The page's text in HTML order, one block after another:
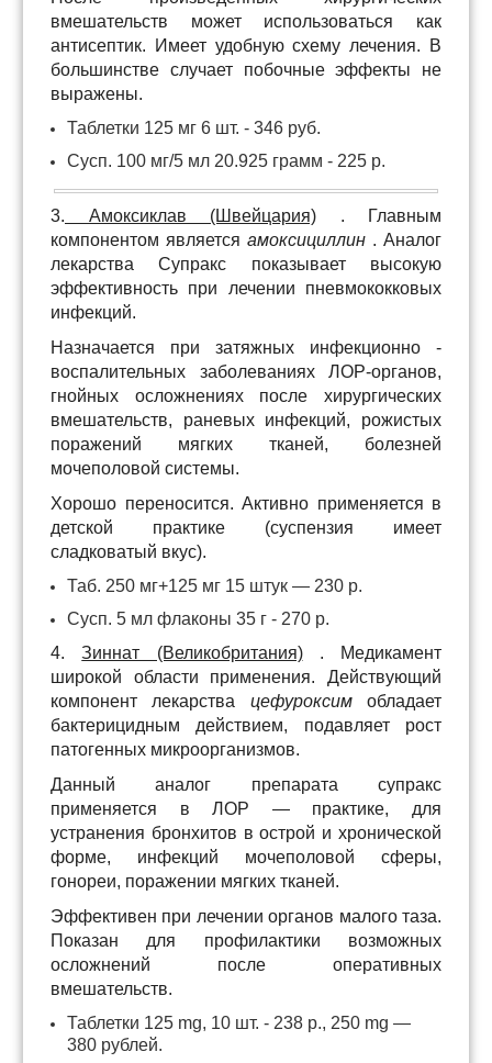
вмешательств может использоваться как
антисептик. Имеет удобную схему лечения. В
большинстве случает побочные эффекты не
выражены.
Таблетки 125 мг 6 шт. - 346 руб.
Сусп. 100 мг/5 мл 20.925 грамм - 225 р.
3. Амоксиклав (Швейцария) . Главным
компонентом является амоксициллин . Аналог
лекарства Супракс показывает высокую
эффективность при лечении пневмококковых
инфекций.
Назначается при затяжных инфекционно -
воспалительных заболеваниях ЛОР-органов,
гнойных осложнениях после хирургических
вмешательств, раневых инфекций, рожистых
поражений мягких тканей, болезней
мочеполовой системы.
Хорошо переносится. Активно применяется в
детской практике (суспензия имеет
сладковатый вкус).
Таб. 250 мг+125 мг 15 штук — 230 р.
Сусп. 5 мл флаконы 35 г - 270 р.
4.Зиннат (Великобритания). Медикамент
широкой области применения. Действующий
компонент лекарства цефуроксимобладает
бактерицидным действием, подавляет рост
патогенных микроорганизмов.
Данный аналог препарата супракс
применяется в ЛОР — практике, для
устранения бронхитов в острой и хронической
форме, инфекций мочеполовой сферы,
гонореи, поражении мягких тканей.
Эффективен при лечении органов малого таза.
Показан для профилактики возможных
осложнений после оперативных
вмешательств.
Таблетки 125 mg, 10 шт. - 238 р., 250 mg —
380 рублей.